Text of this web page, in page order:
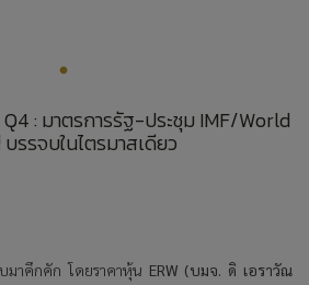
: มาตรการรัฐ-ประชุม IMF/World
รจบในไตรมาสเดียว
มาคึกคัก โดยราคาหุ้น ERW (บมจ. ดิ เอราวัณ